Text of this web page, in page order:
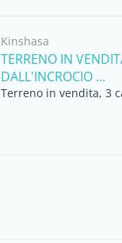
Kinshasa
TERRENO IN
DALL'INCROCIO ...
Terreno in vendita, 3